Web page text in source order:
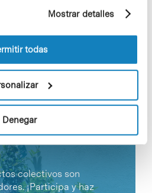
puede consultar
sitio web.
Mostrar detalles
todas
Denegar
colectivos son
¡Participa y haz